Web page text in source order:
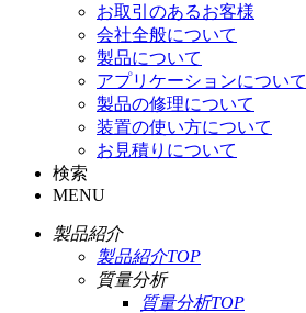
お取引のあるお客様
会社全般について
製品について
アプリケーションについて
製品の修理について
装置の使い方について
お見積りについて
検索
MENU
製品紹介
製品紹介TOP
質量分析
質量分析TOP